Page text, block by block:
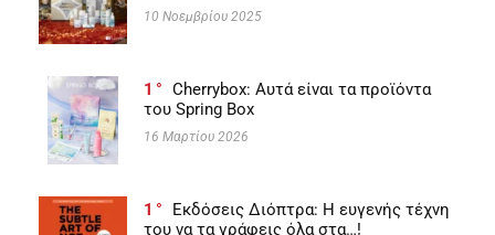
10 Νοεμβρίου 2025
1
Cherrybox: Αυτά είναι τα προϊόντα
του Spring Box
16 Μαρτίου 2026
1
Εκδόσεις Διόπτρα: Η ευγενής τέχνη
του να τα γράφεις όλα στα…!